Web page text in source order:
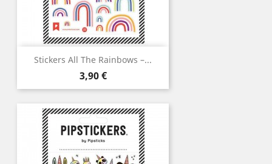
Stickers All The Rainbows –...
Prix
3,90 €